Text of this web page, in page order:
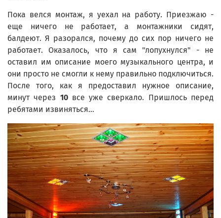
Пока велся монтаж, я уехал на работу. Приезжаю -
еще ничего не работает, а монтажники сидят,
балдеют. Я разорался, почему до сих пор ничего не
работает. Оказалось, что я сам "лопухнулся" - не
оставил им описание моего музыкального центра, и
они просто не смогли к нему правильно подключиться.
После того, как я предоставил нужное описание,
минут через 10все уже сверкало. Пришлось перед
ребятами извиняться...